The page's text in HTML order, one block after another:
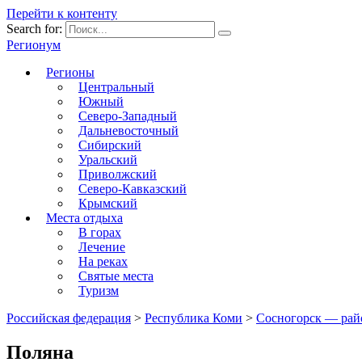
Перейти к контенту
Search for:
Регионум
Регионы
Центральный
Южный
Северо-Западный
Дальневосточный
Сибирский
Уральский
Приволжский
Северо-Кавказский
Крымский
Места отдыха
В горах
Лечение
На реках
Святые места
Туризм
Российская федерация > Республика Коми > Сосногорск —
Поляна